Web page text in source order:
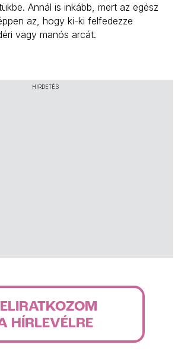
Annál is inkább, mert az egész
az, hogy ki-ki felfedezze
vagy manós arcát.
HIRDETÉS
HÍRLEVÉLRE